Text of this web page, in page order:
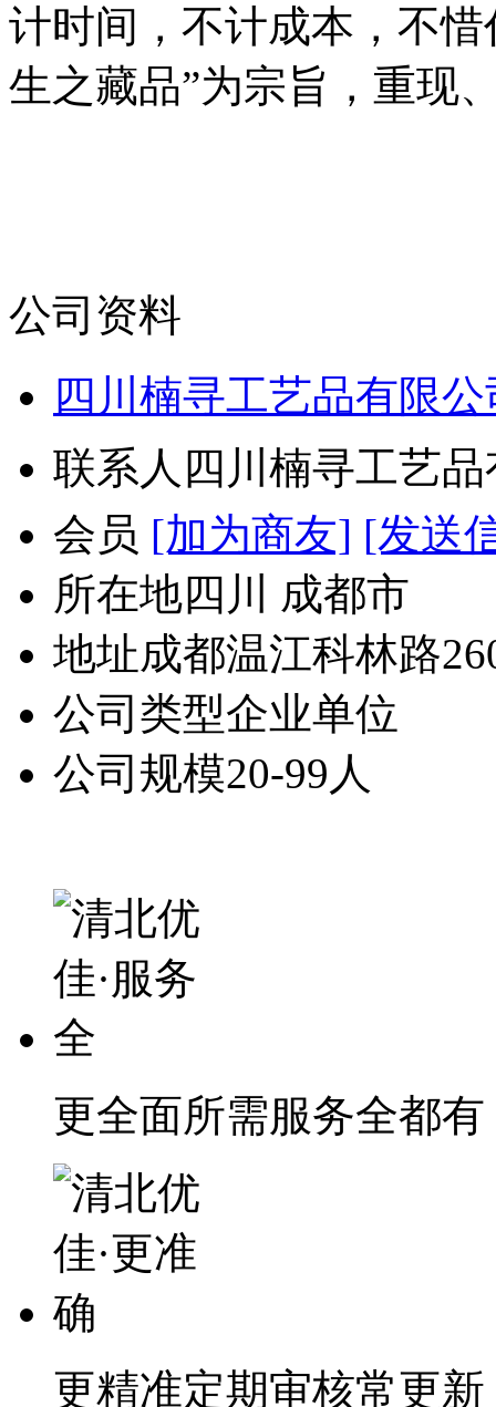
计时间，不计成本，不
生之藏品”为宗旨，重现
公司资料
四川楠寻工艺品有限公
联系人 四川楠寻工艺
会员 [加为商友] [发送
所在地四川 成都市
地址成都温江科林路
公司类型企业单位
公司规模20-99人
更全面所需服务全都有
更精准定期审核常更新